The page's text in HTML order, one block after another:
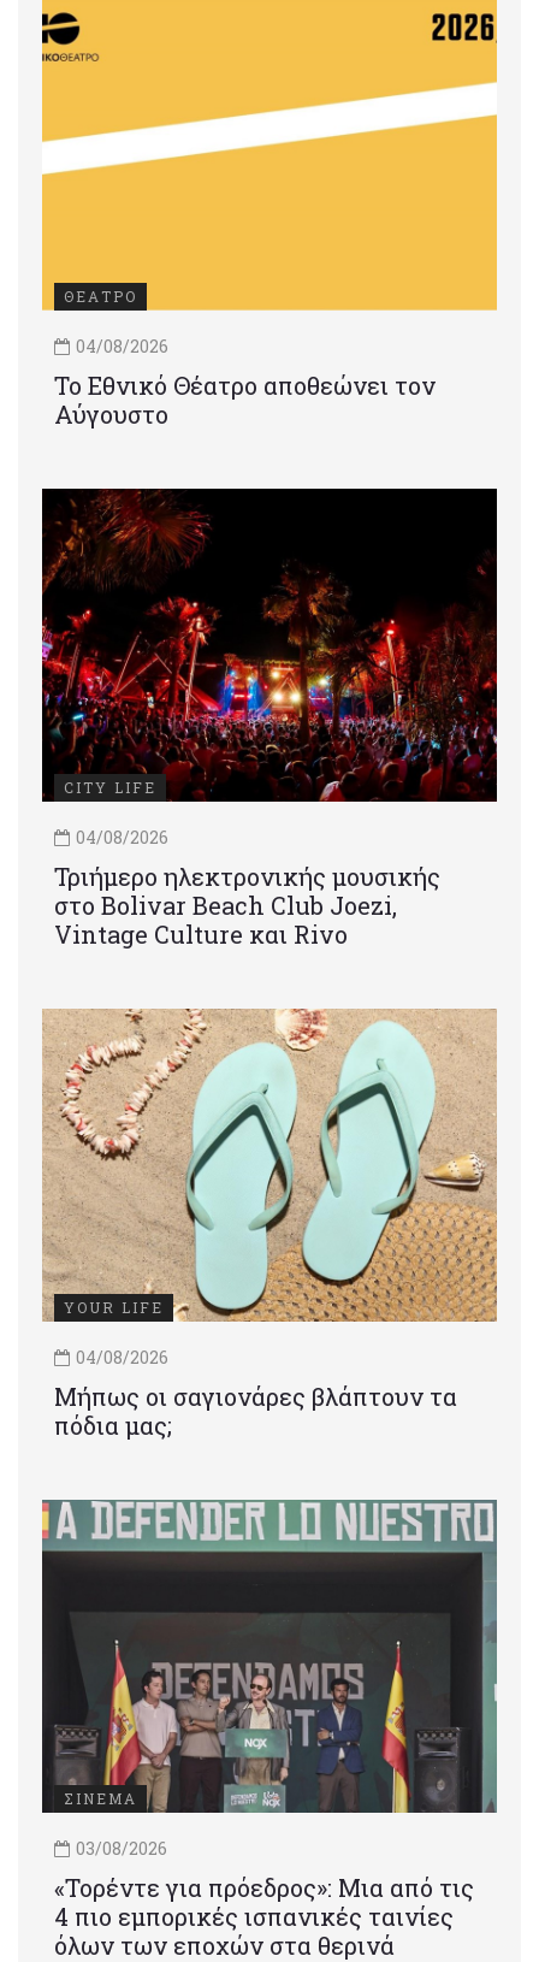
ΘΕΑΤΡΟ
04/08/2026
Το Εθνικό Θέατρο αποθεώνει τον
Αύγουστο
CITY LIFE
04/08/2026
Τριήμερο ηλεκτρονικής μουσικής
στο Bolivar Beach Club Joezi,
Vintage Culture και Rivo
YOUR LIFE
04/08/2026
Μήπως οι σαγιονάρες βλάπτουν τα
πόδια μας;
ΣΙΝΕΜΑ
03/08/2026
«Τορέντε για πρόεδρος»: Mια από τις
4 πιο εμπορικές ισπανικές ταινίες
όλων των εποχών στα θερινά